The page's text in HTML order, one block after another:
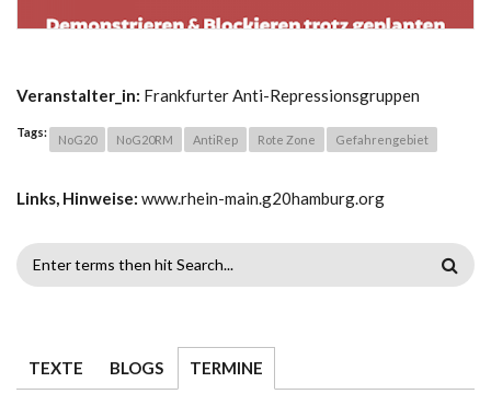
Veranstalter_in: Frankfurter Anti-Repressionsgruppen
Tags:
NoG20 NoG20RM AntiRep Rote Zone Gefahrengebiet
Links, Hinweise: www.rhein-main.g20hamburg.org
SUCHFORMULAR
TEXTE BLOGS TERMINE